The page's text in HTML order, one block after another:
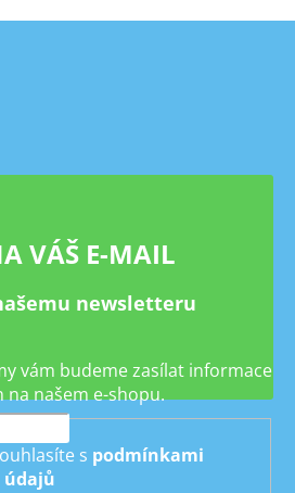
VÁŠ E-MAIL
newsletteru
vám budeme zasílat informace
našem e-shopu.
s podmínkami
údajů